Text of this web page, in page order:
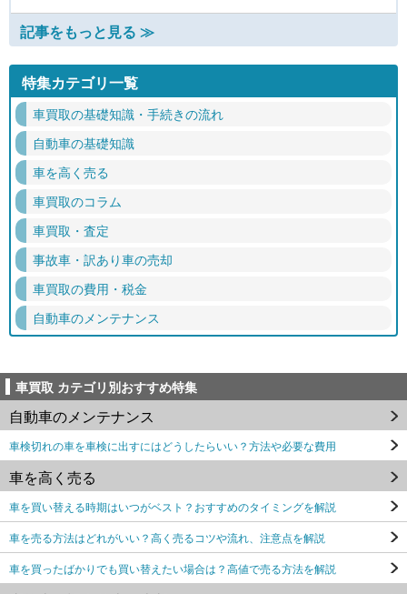
記事をもっと見る ≫
特集カテゴリ一覧
車買取の基礎知識・手続きの流れ
自動車の基礎知識
車を高く売る
車買取のコラム
車買取・査定
事故車・訳あり車の売却
車買取の費用・税金
自動車のメンテナンス
車買取 カテゴリ別おすすめ特集
自動車のメンテナンス
車検切れの車を車検に出すにはどうしたらいい？方法や必要な費用
車を高く売る
車を買い替える時期はいつがベスト？おすすめのタイミングを解説
車を売る方法はどれがいい？高く売るコツや流れ、注意点を解説
車を買ったばかりでも買い替えたい場合は？高値で売る方法を解説